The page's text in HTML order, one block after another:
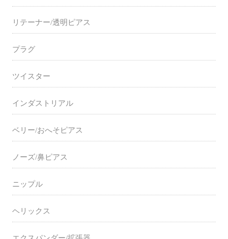
リテーナー/透明ピアス
プラグ
ツイスター
インダストリアル
ベリー/おへそピアス
ノーズ/鼻ピアス
ニップル
ヘリックス